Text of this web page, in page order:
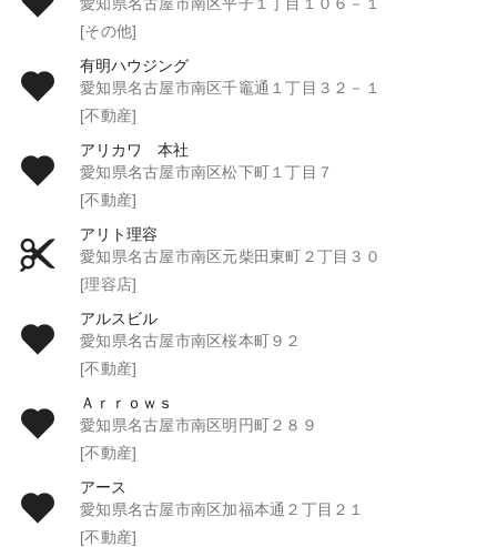
[その他]
有明ハウジング
愛知県名古屋市南区千竈通１丁目３２－１
[不動産]
アリカワ 本社
愛知県名古屋市南区松下町１丁目７
[不動産]
アリト理容
愛知県名古屋市南区元柴田東町２丁目３０
[理容店]
アルスビル
愛知県名古屋市南区桜本町９２
[不動産]
Ａｒｒｏｗｓ
愛知県名古屋市南区明円町２８９
[不動産]
アース
愛知県名古屋市南区加福本通２丁目２１
[不動産]